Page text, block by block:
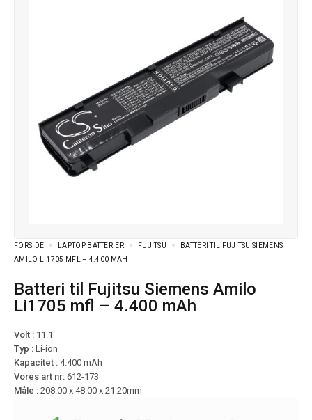
FORSIDE LAPTOP BATTERIER FUJITSU
BATTERI TIL FUJITSU SIEMENS
AMILO LI1705 MFL – 4.400 MAH
Batteri til Fujitsu Siemens Amilo
Li1705 mfl – 4.400 mAh
Volt : 11.1
Typ : Li-ion
Kapacitet : 4.400 mAh
Vores art nr: 612-173
Måle : 208.00 x 48.00 x 21.20mm